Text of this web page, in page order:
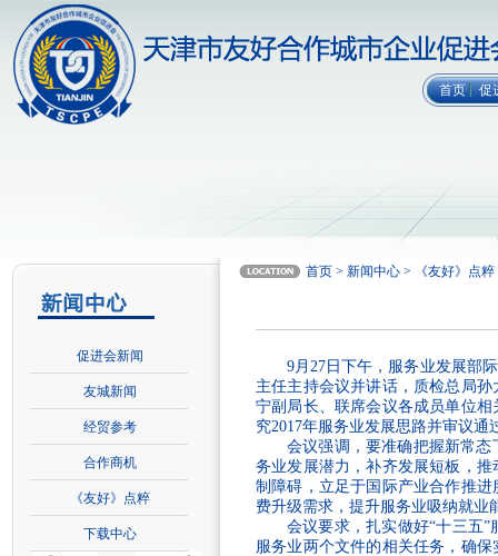
首页 促
促进会新闻
友城新闻
经贸参考
合作商机
《友好》点粹
下载中心
首页 > 新闻中心 > 《友好》点
9月27日下午，服务业发展部
主任主持会议并讲话，质检总局
宁副局长、联席会议各成员单位
究2017年服务业发展思路并审议
会议强调，要准确把握新常
务业发展潜力，补齐发展短板，
制障碍，立足于国际产业合作推
费升级需求，提升服务业吸纳就业
会议要求，扎实做好“十三五
服务业两个文件的相关任务，确